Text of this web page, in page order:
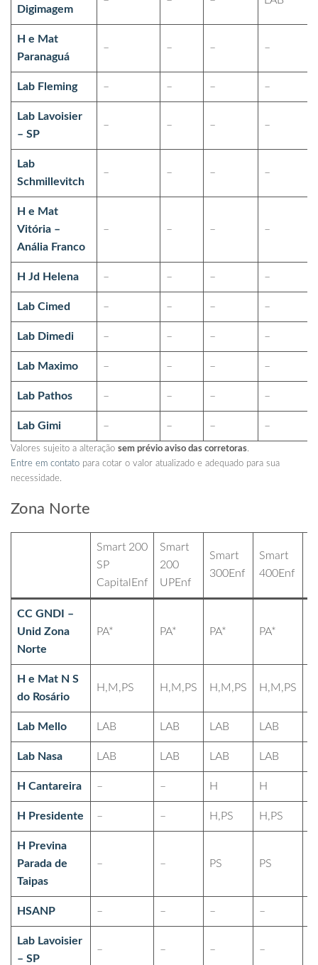
Digimagem
H e Mat
Paranaguá
– – – –
Lab Fleming – – – –
Lab Lavoisier
– SP
– – – –
Lab
Schmillevitch
– – – –
H e Mat
Vitória –
Anália Franco
– – – –
H Jd Helena – – – –
Lab Cimed – – – –
Lab Dimedi – – – –
Lab Maximo – – – –
Lab Pathos – – – –
Lab Gimi – – – –
Valores sujeito a alteração sem prévio aviso das corretoras.
Entre em contato para cotar o valor atualizado e adequado para sua
necessidade.
Zona Norte
Smart 200
SP
CapitalEnf
Smart
200
UPEnf
Smart
300Enf
Smart
400Enf
CC GNDI –
Unid Zona
Norte
PA* PA* PA* PA*
H e Mat N S
do Rosário
H,M,PS H,M,PS H,M,PS H,M,PS
Lab Mello LAB LAB LAB LAB
Lab Nasa LAB LAB LAB LAB
H Cantareira – – H H
H Presidente – – H,PS H,PS
H Previna
Parada de
Taipas
– – PS PS
HSANP – – – –
Lab Lavoisier
– SP
– – – –